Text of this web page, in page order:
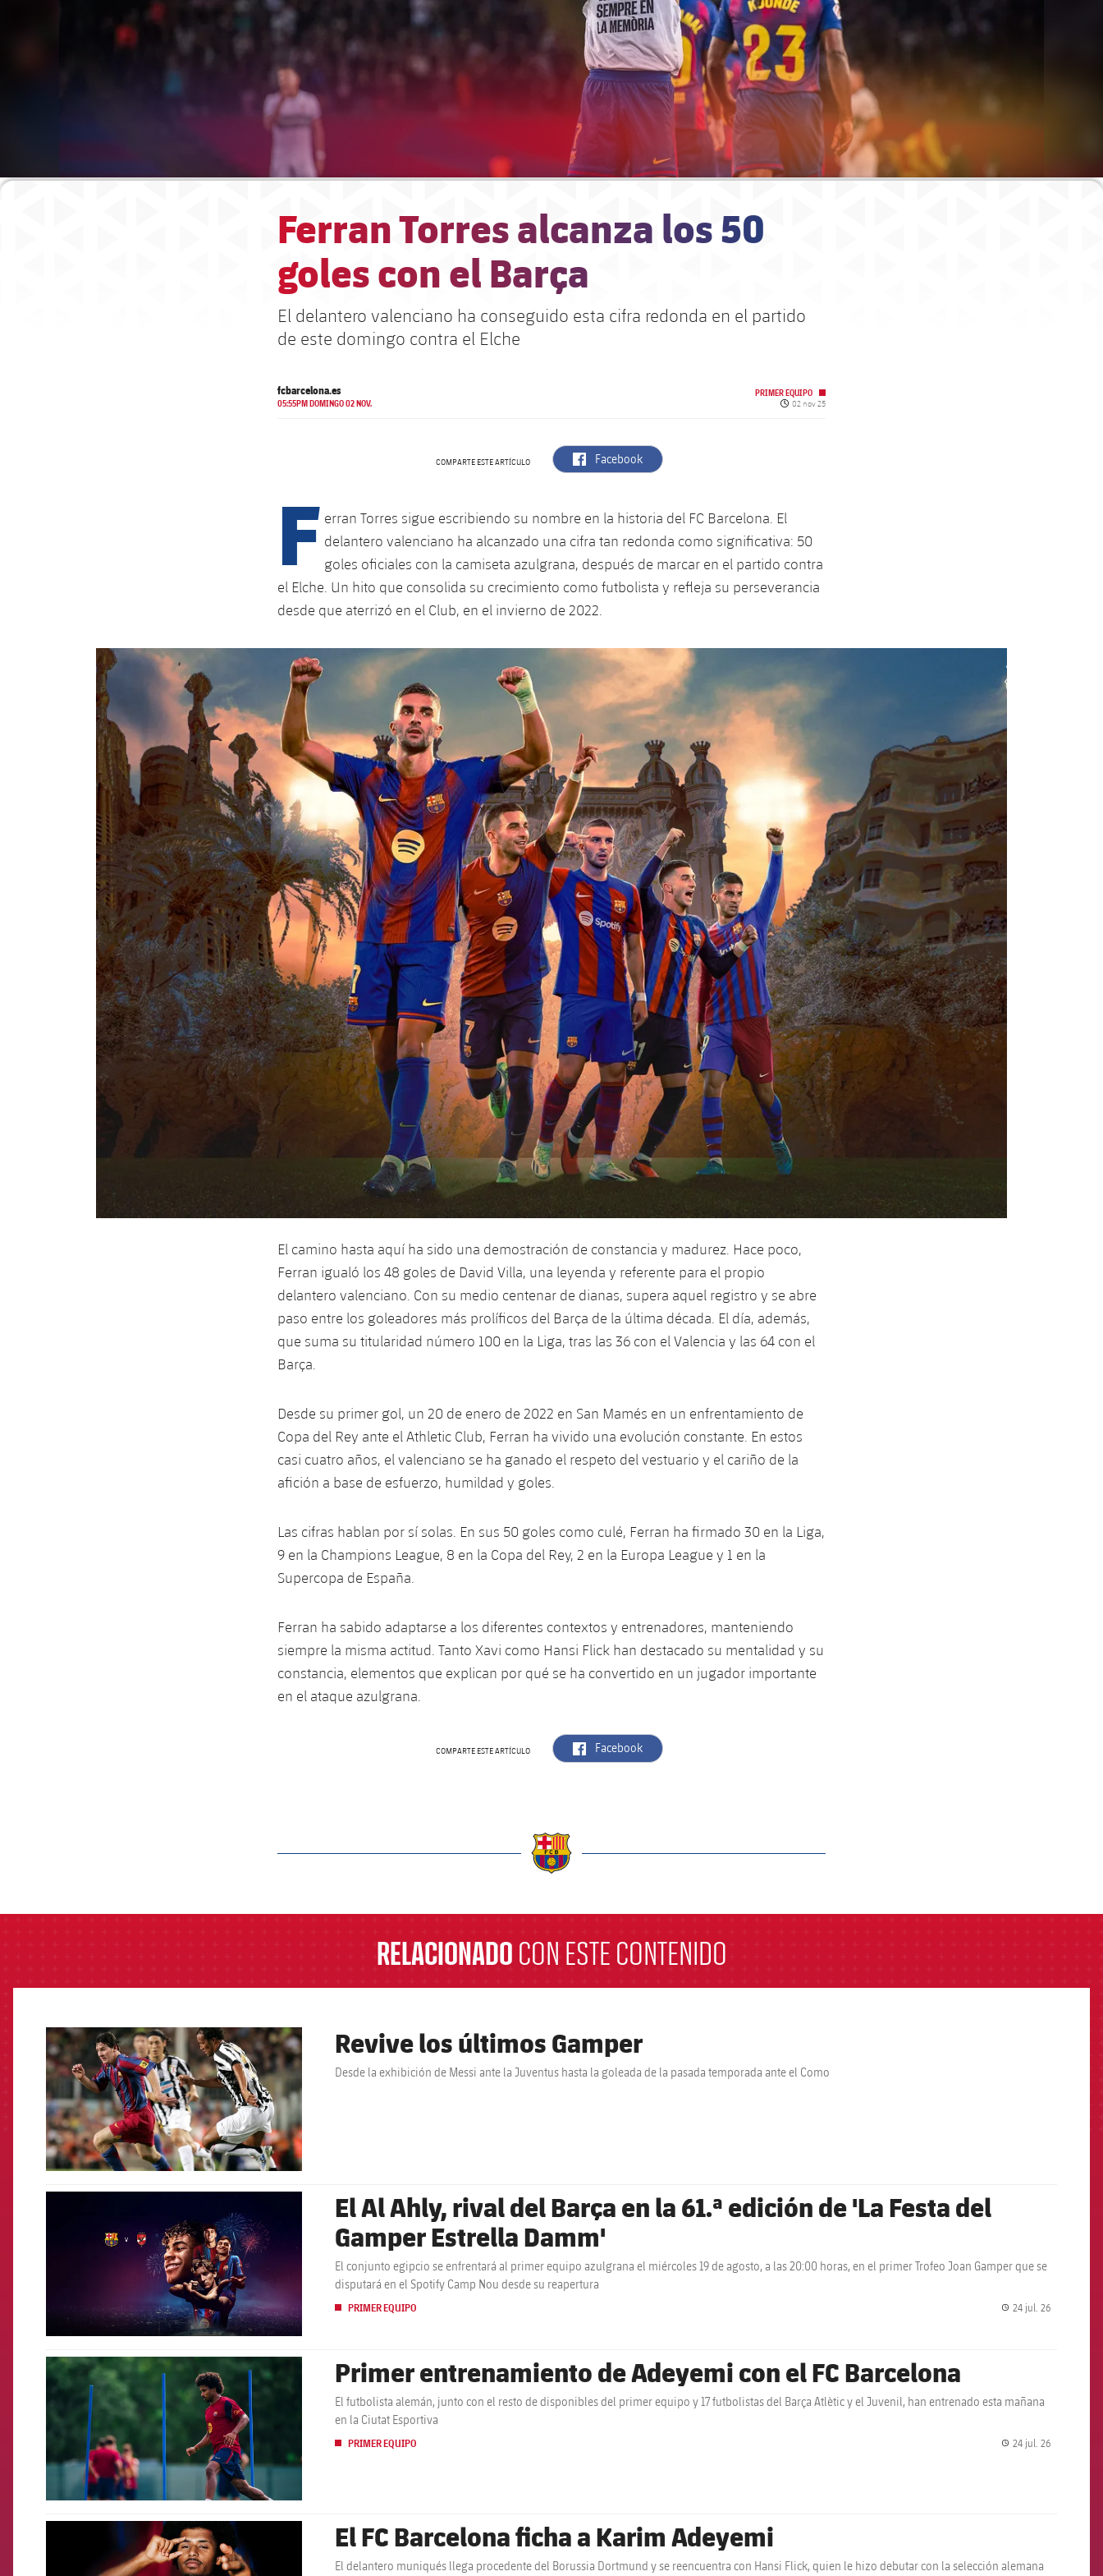
Ferran Torres alcanza los 50
goles con el Barça
El delantero valenciano ha conseguido esta cifra redonda en el partido
de este domingo contra el Elche
fcbarcelona.es
05:55PM DOMINGO 02 NOV.
PRIMER EQUIPO
Fecha de publicación
02 nov 25
COMPARTE ESTE ARTÍCULO label.aria.facebook
Facebook
F erran Torres sigue escribiendo su nombre en la historia del FC Barcelona. El
delantero valenciano ha alcanzado una cifra tan redonda como significativa: 50
goles oficiales con la camiseta azulgrana, después de marcar en el partido contra
el Elche. Un hito que consolida su crecimiento como futbolista y refleja su perseverancia
desde que aterrizó en el Club, en el invierno de 2022.
El camino hasta aquí ha sido una demostración de constancia y madurez. Hace poco,
Ferran igualó los 48 goles de David Villa, una leyenda y referente para el propio
delantero valenciano. Con su medio centenar de dianas, supera aquel registro y se abre
paso entre los goleadores más prolíficos del Barça de la última década. El día, además,
que suma su titularidad número 100 en la Liga, tras las 36 con el Valencia y las 64 con el
Barça.
Desde su primer gol, un 20 de enero de 2022 en San Mamés en un enfrentamiento de
Copa del Rey ante el Athletic Club, Ferran ha vivido una evolución constante. En estos
casi cuatro años, el valenciano se ha ganado el respeto del vestuario y el cariño de la
afición a base de esfuerzo, humildad y goles.
Las cifras hablan por sí solas. En sus 50 goles como culé, Ferran ha firmado 30 en la Liga,
9 en la Champions League, 8 en la Copa del Rey, 2 en la Europa League y 1 en la
Supercopa de España.
Ferran ha sabido adaptarse a los diferentes contextos y entrenadores, manteniendo
siempre la misma actitud. Tanto Xavi como Hansi Flick han destacado su mentalidad y su
constancia, elementos que explican por qué se ha convertido en un jugador importante
en el ataque azulgrana.
COMPARTE ESTE ARTÍCULO label.aria.facebook
Facebook
RELACIONADO CON ESTE CONTENIDO
FCB Barcelona badge Revive los últimos Gamper
Desde la exhibición de Messi ante la Juventus hasta la goleada de la pasada temporada ante el Como
El Al Ahly, rival del Barça en la 61.ª edición de 'La Festa del
Gamper Estrella Damm'
El conjunto egipcio se enfrentará al primer equipo azulgrana el miércoles 19 de agosto, a las 20:00 horas, en el primer Trofeo Joan Gamper que se
disputará en el Spotify Camp Nou desde su reapertura
PRIMER EQUIPO 24 jul. 26
FCB Barcelona badge Primer entrenamiento de Adeyemi con el FC Barcelona
El futbolista alemán, junto con el resto de disponibles del primer equipo y 17 futbolistas del Barça Atlètic y el Juvenil, han entrenado esta mañana
en la Ciutat Esportiva
PRIMER EQUIPO 24 jul. 26
FCB Barcelona badge El FC Barcelona ficha a Karim Adeyemi
El delantero muniqués llega procedente del Borussia Dortmund y se reencuentra con Hansi Flick, quien le hizo debutar con la selección alemana